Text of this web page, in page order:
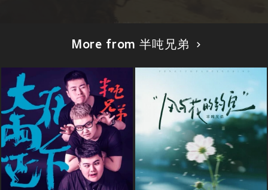
More from 半吨兄弟